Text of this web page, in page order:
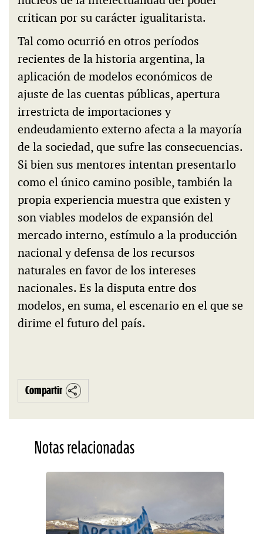
critican por su carácter igualitarista.
Tal como ocurrió en otros períodos
recientes de la historia argentina, la
aplicación de modelos económicos de
ajuste de las cuentas públicas, apertura
irrestricta de importaciones y
endeudamiento externo afecta a la mayoría
de la sociedad, que sufre las consecuencias.
Si bien sus mentores intentan presentarlo
como el único camino posible, también la
propia experiencia muestra que existen y
son viables modelos de expansión del
mercado interno, estímulo a la producción
nacional y defensa de los recursos
naturales en favor de los intereses
nacionales. Es la disputa entre dos
modelos, en suma, el escenario en el que se
dirime el futuro del país.
Compartir
Notas relacionadas